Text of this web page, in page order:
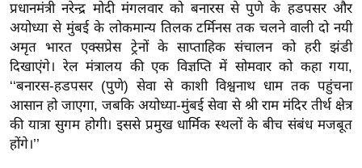
शे
ष
ज्ञ
रा
य
ब
ज
प्रधानमंत्री नरेन्द्र मोदी मंगलवार को बनारस से पुणे के हडपसर और
अयोध्या से मुंबई के लोकमान्य तिलक टर्मिनस तक चलने वाली दो नयी
अमृत भारत एक्सप्रेस ट्रेनों के साप्ताहिक संचालन को हरी झंडी
दिखाएंगे। रेल मंत्रालय की एक विज्ञप्ति में सोमवार को कहा गया,
‘‘बनारस-हडपसर (पुणे) सेवा से काशी विश्वनाथ धाम तक पहुंचना
आसान हो जाएगा, जबकि अयोध्या-मुंबई सेवा से श्री राम मंदिर तीर्थ क्षेत्र
की यात्रा सुगम होगी। इससे प्रमुख धार्मिक स्थलों के बीच संबंध मजबूत
होंगे।’’